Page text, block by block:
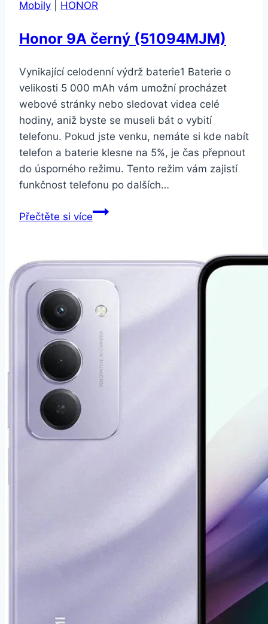
Mobily HONOR
Honor 9A černý (51094MJM)
Vynikající celodenní výdrž baterie1 Baterie o
velikosti 5 000 mAh vám umožní procházet
webové stránky nebo sledovat videa celé
hodiny, aniž byste se museli bát o vybití
telefonu. Pokud jste venku, nemáte si kde nabít
telefon a baterie klesne na 5%, je čas přepnout
do úsporného režimu. Tento režim vám zajistí
funkčnost telefonu po dalších…
Přečtěte si víceHonor
(51094MJM)